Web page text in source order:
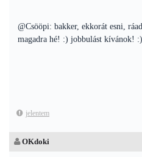
@Csööpi: bakker, ekkorát esni,
magadra hé! :) jobbulást kívánok! :)
jelentem
OKdoki